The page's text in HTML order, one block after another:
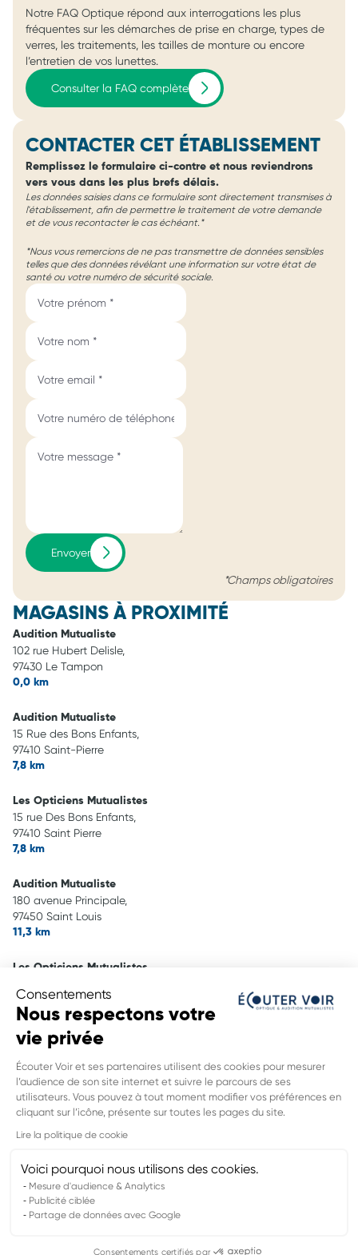
Consentements
Nous respectons votre
vie privée
Écouter Voir et ses partenaires utilisent des cookies pour mesurer
l’audience de son site internet et suivre le parcours de ses
utilisateurs. Vous pouvez à tout moment modifier vos préférences en
cliquant sur l’icône, présente sur toutes les pages du site.
Lire la politique de cookie
Voici pourquoi nous utilisons des cookies.
Mesure d'audience & Analytics
Publicité ciblée
Partage de données avec Google
Consentements certifiés par
Notre FAQ Optique répond aux interrogations les plus
fréquentes sur les démarches de prise en charge, types de
verres, les traitements, les tailles de monture ou encore
l’entretien de vos lunettes.
Consulter la FAQ complète
CONTACTER CET ÉTABLISSEMENT
Remplissez le formulaire ci-contre et nous reviendrons
vers vous dans les plus brefs délais.
Les données saisies dans ce formulaire sont directement transmises à
l'établissement, afin de permettre le traitement de votre demande
et de vous recontacter le cas échéant.*
*Nous vous remercions de ne pas transmettre de données sensibles
telles que des données révélant une information sur votre état de
santé ou votre numéro de sécurité sociale.
Envoyer
*Champs obligatoires
MAGASINS À PROXIMITÉ
Audition Mutualiste
102 rue Hubert Delisle,
97430 Le Tampon
0,0 km
Audition Mutualiste
15 Rue des Bons Enfants,
97410 Saint-Pierre
7,8 km
Les Opticiens Mutualistes
15 rue Des Bons Enfants,
97410 Saint Pierre
7,8 km
Audition Mutualiste
180 avenue Principale,
97450 Saint Louis
11,3 km
Les Opticiens Mutualistes
97450 Saint Louis
11,3 km
Les Opticiens Mutualistes
273 rue Raphael Barbet,
97480 Saint Joseph
14,6 km
INFORMATIONS LÉGALES DE CE
POINT DE VENTE
Nom du groupement : MUTUALITE DE LA REUNION
Adresse mail DPO : dpo@mutualite-reunion.fr